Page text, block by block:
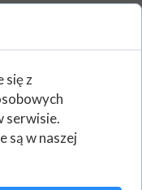
;
dla
wniosek
w
wysłać
wynosi do
się z
serwisie.
są w naszej